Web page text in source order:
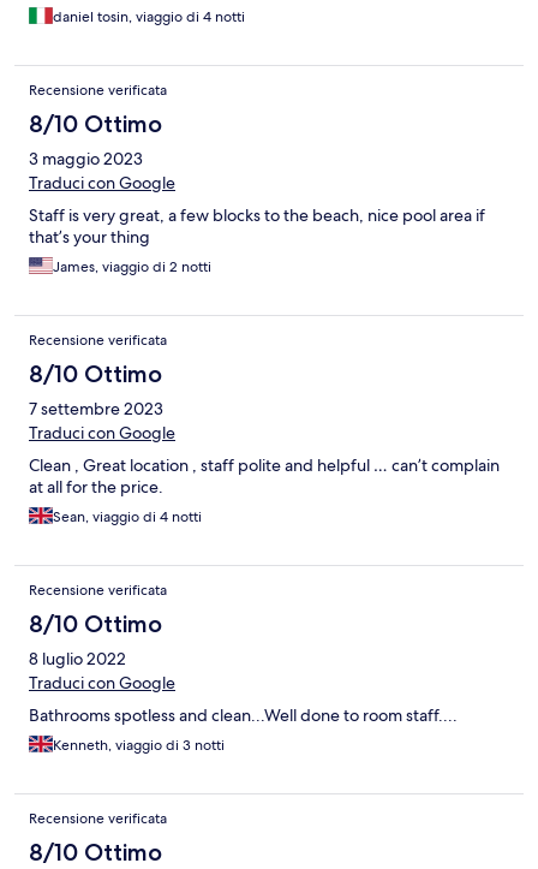
daniel tosin, viaggio di 4 notti
Recensione verificata
8/10 Ottimo
3 maggio 2023
Traduci con Google
Staff is very great, a few blocks to the beach, nice pool area if
that’s your thing
James, viaggio di 2 notti
Recensione verificata
8/10 Ottimo
7 settembre 2023
Traduci con Google
Clean , Great location , staff polite and helpful … can’t complain
at all for the price.
Sean, viaggio di 4 notti
Recensione verificata
8/10 Ottimo
8 luglio 2022
Traduci con Google
Bathrooms spotless and clean...Well done to room staff....
Kenneth, viaggio di 3 notti
Recensione verificata
8/10 Ottimo